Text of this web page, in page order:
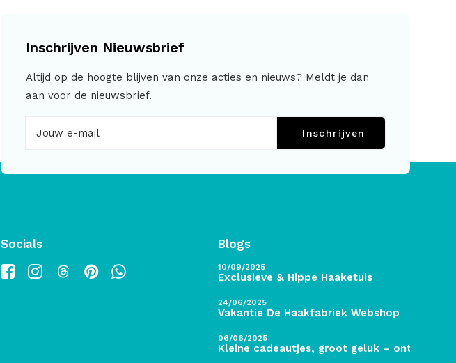
Inschrijven Nieuwsbrief
Altijd op de hoogte blijven van onze acties en nieuws? Meldt je dan
aan voor de nieuwsbrief.
Inschrijven
Socials Blogs
10/09/2025
Exclusieve & Hippe Haaketuis
24/06/2025
Vakantie De Haakfabriek Webshop
06/06/2025
Kleine cadeautjes, groot geluk – ontdek de